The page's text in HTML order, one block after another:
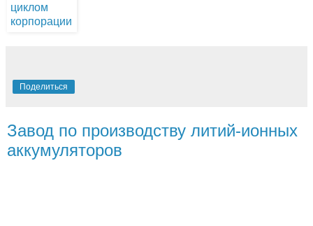
Поделиться
Завод по производству литий-ионных
аккумуляторов